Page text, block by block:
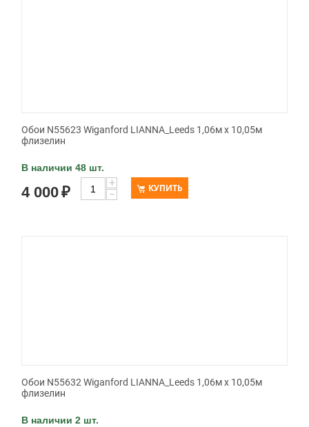
Обои N55623 Wiganford LIANNA_Leeds 1,06м х 10,05м
флизелин
В наличии 48 шт.
4 000₽
+
−
КУПИТЬ
Обои N55632 Wiganford LIANNA_Leeds 1,06м х 10,05м
флизелин
В наличии 2 шт.